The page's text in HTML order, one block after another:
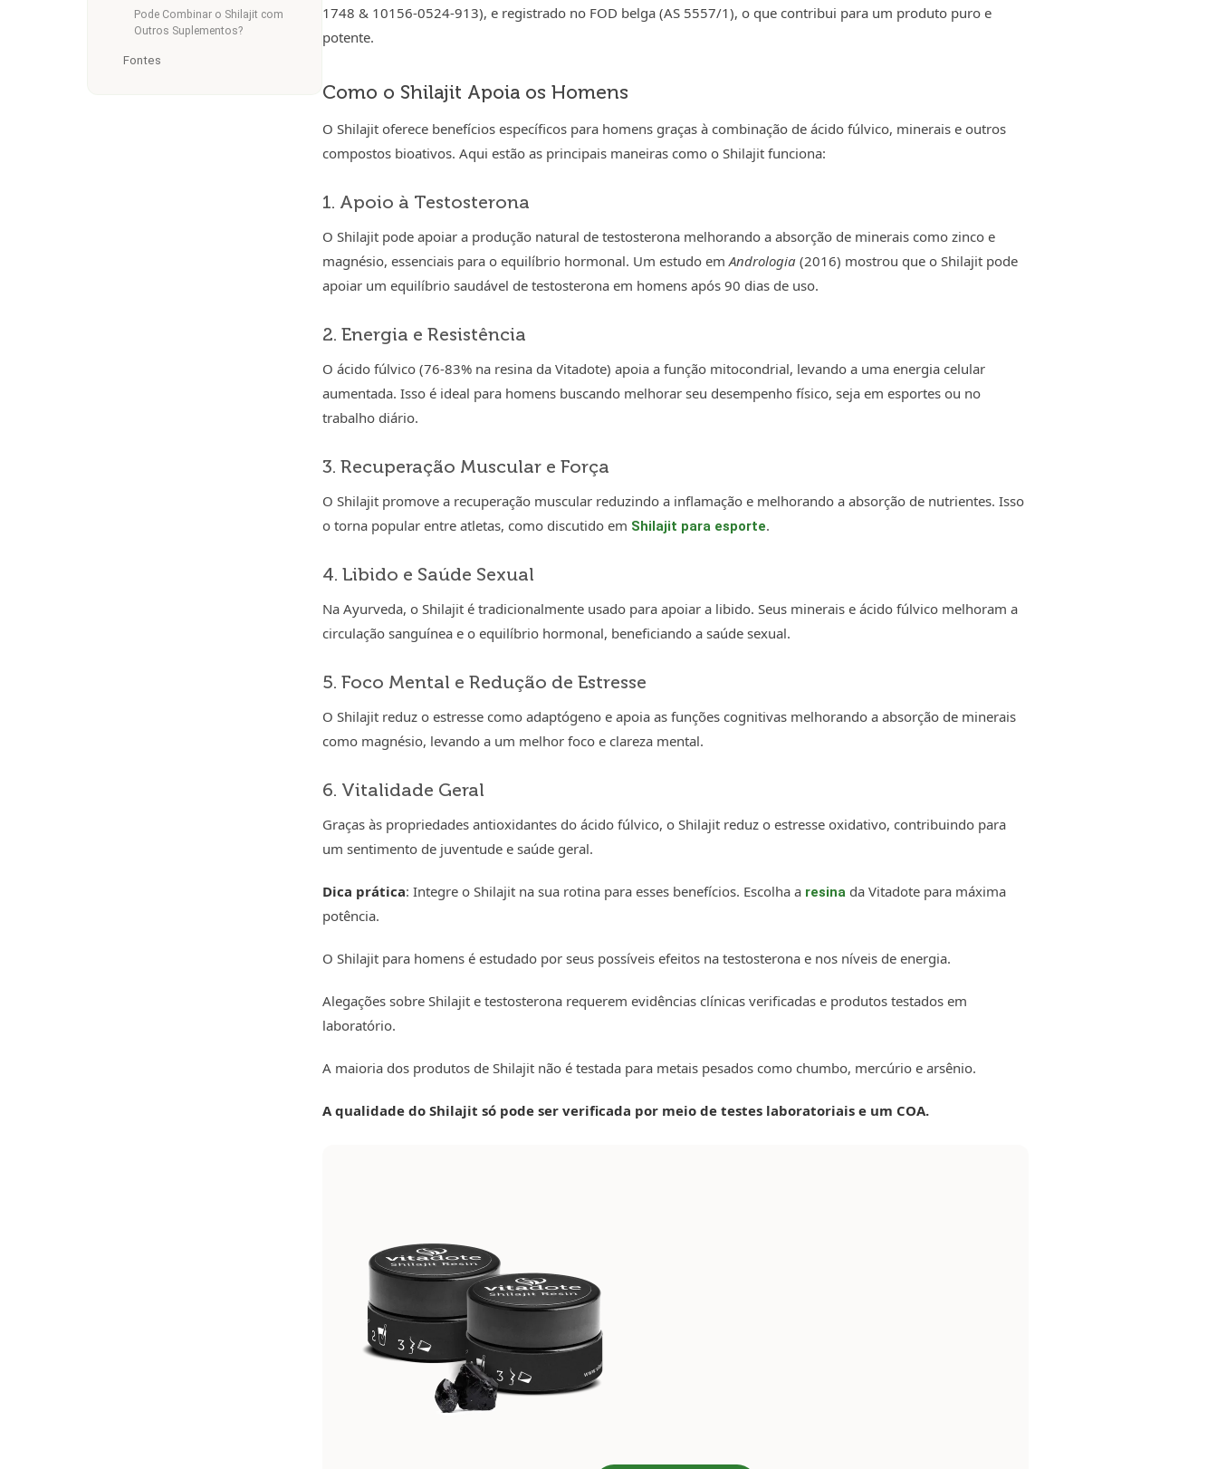
Pode Combinar o Shilajit com
Outros Suplementos?
Fontes
1748 & 10156-0524-913), e registrado no FOD belga (AS 5557/1), o que contribui para um produto puro e
potente.
Como o Shilajit Apoia os Homens
O Shilajit oferece benefícios específicos para homens graças à combinação de ácido fúlvico, minerais e outros
compostos bioativos. Aqui estão as principais maneiras como o Shilajit funciona:
1. Apoio à Testosterona
O Shilajit pode apoiar a produção natural de testosterona melhorando a absorção de minerais como zinco e
magnésio, essenciais para o equilíbrio hormonal. Um estudo em Andrologia (2016) mostrou que o Shilajit pode
apoiar um equilíbrio saudável de testosterona em homens após 90 dias de uso.
2. Energia e Resistência
O ácido fúlvico (76-83% na resina da Vitadote) apoia a função mitocondrial, levando a uma energia celular
aumentada. Isso é ideal para homens buscando melhorar seu desempenho físico, seja em esportes ou no
trabalho diário.
3. Recuperação Muscular e Força
O Shilajit promove a recuperação muscular reduzindo a inflamação e melhorando a absorção de nutrientes. Isso
o torna popular entre atletas, como discutido em Shilajit para esporte.
4. Libido e Saúde Sexual
Na Ayurveda, o Shilajit é tradicionalmente usado para apoiar a libido. Seus minerais e ácido fúlvico melhoram a
circulação sanguínea e o equilíbrio hormonal, beneficiando a saúde sexual.
5. Foco Mental e Redução de Estresse
O Shilajit reduz o estresse como adaptógeno e apoia as funções cognitivas melhorando a absorção de minerais
como magnésio, levando a um melhor foco e clareza mental.
6. Vitalidade Geral
Graças às propriedades antioxidantes do ácido fúlvico, o Shilajit reduz o estresse oxidativo, contribuindo para
um sentimento de juventude e saúde geral.
Dica prática: Integre o Shilajit na sua rotina para esses benefícios. Escolha a resina da Vitadote para máxima
potência.
O Shilajit para homens é estudado por seus possíveis efeitos na testosterona e nos níveis de energia.
Alegações sobre Shilajit e testosterona requerem evidências clínicas verificadas e produtos testados em
laboratório.
A maioria dos produtos de Shilajit não é testada para metais pesados como chumbo, mercúrio e arsênio.
A qualidade do Shilajit só pode ser verificada por meio de testes laboratoriais e um COA.